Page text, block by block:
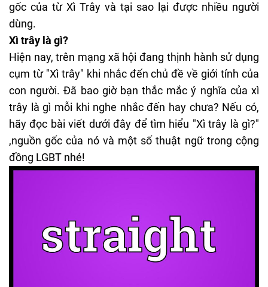
gốc của từ Xì Trây và tại sao lại được nhiều người
dùng.
Xì trây là gì?
Hiện nay, trên mạng xã hội đang thịnh hành sử dụng
cụm từ "Xì trây" khi nhắc đến chủ đề về giới tính của
con người. Đã bao giờ bạn thắc mắc ý nghĩa của xì
trây là gì mỗi khi nghe nhắc đến hay chưa? Nếu có,
hãy đọc bài viết dưới đây để tìm hiểu "Xì trây là gì?"
,nguồn gốc của nó và một số thuật ngữ trong cộng
đồng LGBT nhé!